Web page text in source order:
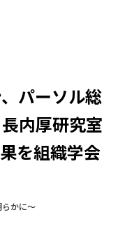
パーソル総
内厚研究室
を組織学会
かに～